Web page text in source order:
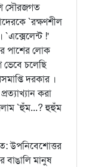
সৌরজগত
`রক্ষণশীল
`এক্সেলেন্ট !'
পাশের লোক
চলেছি
দরকার ।
করা
`হুঁম...? হুহুঁম
উপনিবেশোত্তর
বাঙালি মানুষ